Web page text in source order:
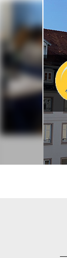
Aller
contenu
principal